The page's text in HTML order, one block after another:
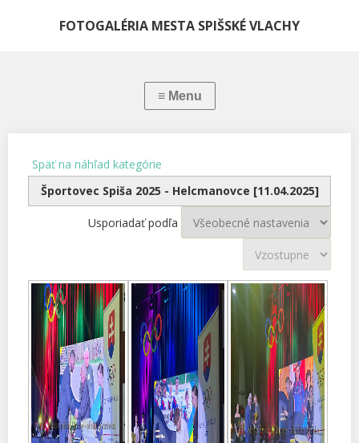
FOTOGALÉRIA MESTA SPIŠSKÉ VLACHY
Späť na náhľad kategórie
Športovec Spiša 2025 - Helcmanovce [11.04.2025]
Usporiadať podľa